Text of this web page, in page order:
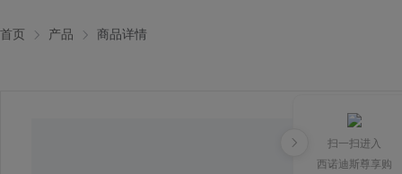
扫一扫进入
西诺迪斯尊享购
首页 产品 商品详情